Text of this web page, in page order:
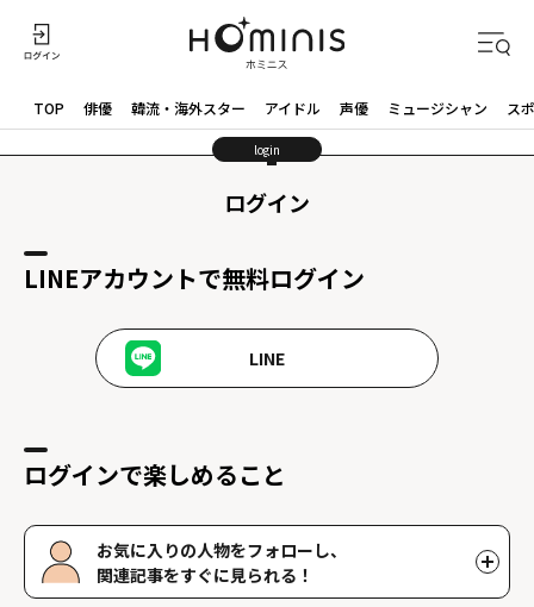
TOP 俳優 韓流・海外スター アイドル 声優 ミュージシャン ス
login
ログイン
LINEアカウントで無料ログイン
LINE
ログインで楽しめること
お気に入りの人物をフォローし、
関連記事をすぐに見られる！